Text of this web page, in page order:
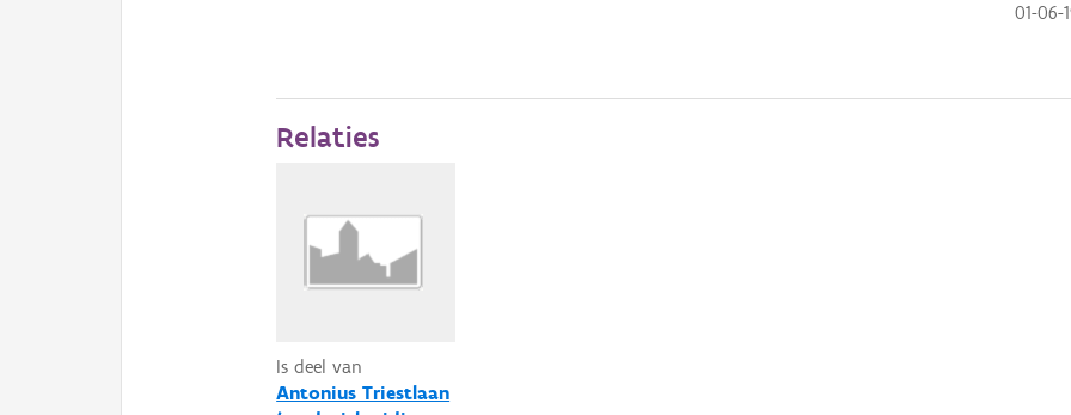
01-06-
Relaties
Is deel van
Antonius Triestlaan